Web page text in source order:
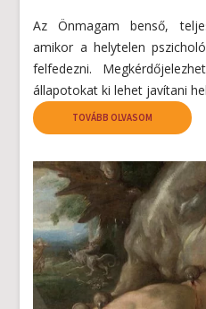
Az Önmagam benső,
amikor a helytelen
felfedezni.
állapotokat ki lehet javítani
TOVÁBB OLVASOM